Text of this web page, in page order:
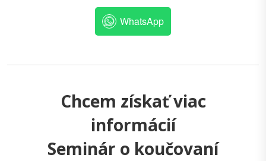
WhatsApp
Chcem získať viac
informácií
Seminár o koučovaní